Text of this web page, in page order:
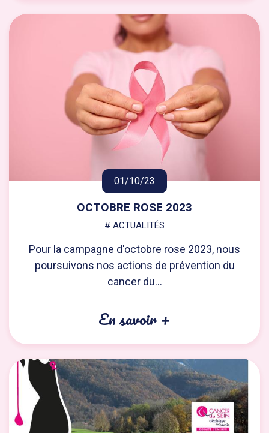
01/10/23
OCTOBRE ROSE 2023
# ACTUALITÉS
Pour la campagne d'octobre rose 2023, nous
poursuivons nos actions de prévention du
cancer du...
En savoir +